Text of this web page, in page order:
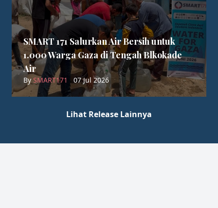
SMART 171 Salurkan Air Bersih untuk
1.000 Warga Gaza di Tengah Blkokade
Air
By SMART171 07 Jul 2026
Lihat Release Lainnya